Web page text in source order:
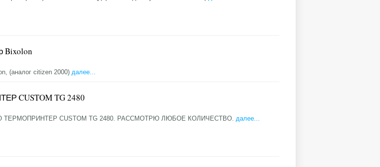
Bixolon
(аналог citizen 2000)далее...
CUSTOM TG 2480
ТЕРМОПРИНТЕР CUSTOM TG 2480. РАССМОТРЮ ЛЮБОЕ КОЛИЧЕСТВО.далее...